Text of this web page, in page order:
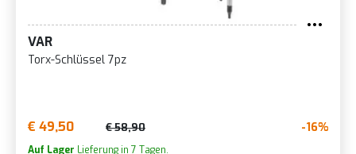
VAR
Torx-Schlüssel 7pz
€ 49,50 € 58,90 -16%
Auf Lager Lieferung in 7 Tagen.